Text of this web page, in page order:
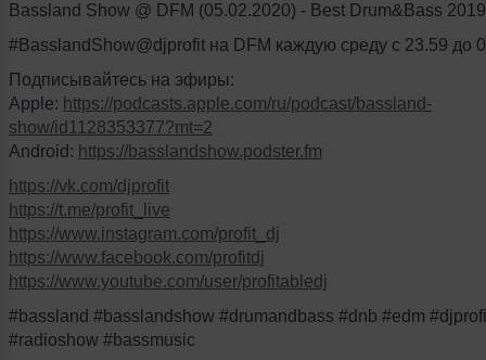
Bassland Show @ DFM (05.02.2020) - Best Drum&Bass
#BasslandShow@djprofit на DFM каждую среду с 23.59 до
Подписывайтесь на эфиры:
Apple: https://podcasts.apple.com/ru/podcast/bassland-
show/id1128353377?mt=2
Android: https://basslandshow.podster.fm
https://vk.com/djprofit
https://t.me/profit_live
https://www.instagram.com/profit_dj
https://www.facebook.com/profitdj
https://www.youtube.com/user/profitabledj
#bassland #basslandshow #drumandbass #dnb #edm
#radioshow #bassmusic